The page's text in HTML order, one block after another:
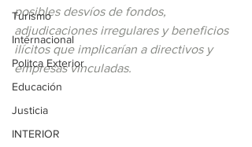
Turismo
Internacional
Politca Exterior
Educación
Justicia
INTERIOR
posibles desvíos de fondos,
adjudicaciones irregulares y beneficios
ilícitos que implicarían a directivos y
empresas vinculadas.